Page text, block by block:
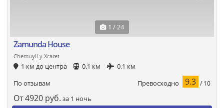
1 / 24
Zamunda House
Chemuyil y Xcaret
1 км до центра 0.1 км
0.1 км
По отзывам
Превосходно 9.3 / 10
От4920 руб. за 1 ночь